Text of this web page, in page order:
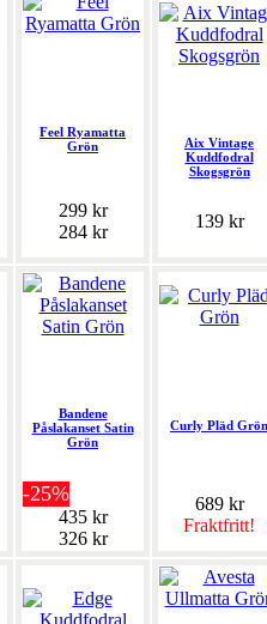
Feel Ryamatta
Grön
299 kr
284 kr
Aix Vintage
Kuddfodral
Skogsgrön
139 kr
Bandene
Påslakanset Satin
Grön
-25%
435 kr
326 kr
Curly Pläd Grön
689 kr
Fraktfritt!